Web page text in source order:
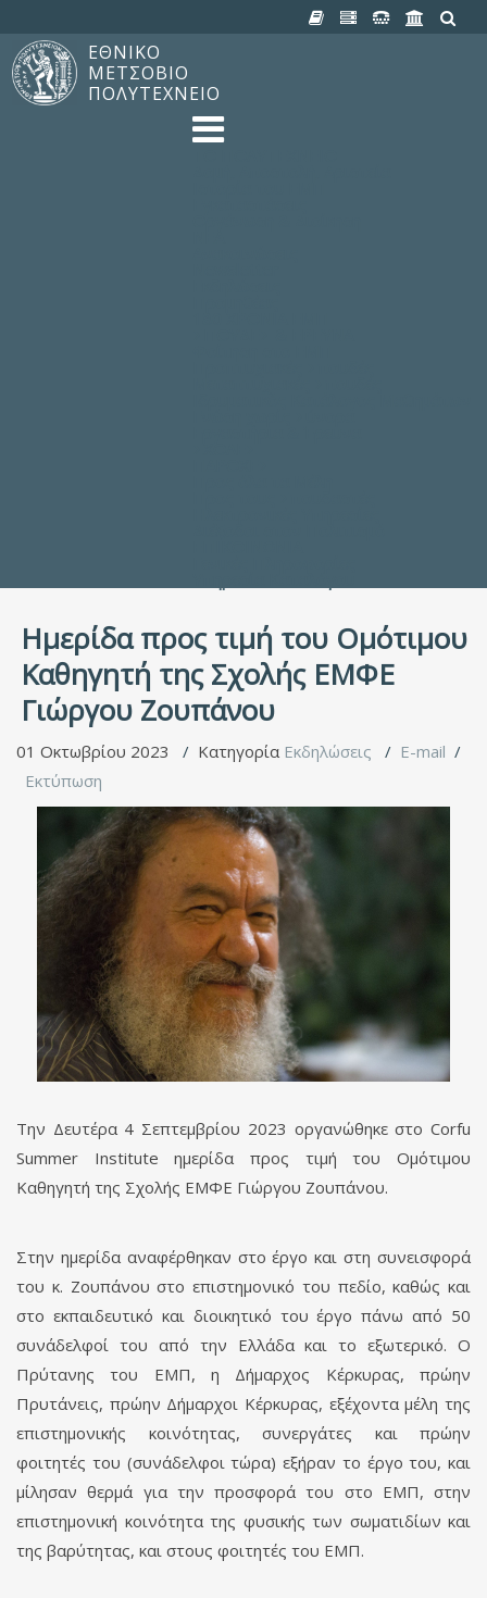
ΕΘΝΙΚΟ
ΜΕΤΣΟΒΙΟ
ΠΟΛΥΤΕΧΝΕΙΟ
Hμερίδα προς τιμή του Ομότιμου
Καθηγητή της Σχολής ΕΜΦΕ
Γιώργου Ζουπάνου
01 Οκτωβρίου 2023 Κατηγορία Εκδηλώσεις
E-mail
Εκτύπωση
Την Δευτέρα 4 Σεπτεμβρίου 2023 οργανώθηκε στο Corfu
Summer Institute ημερίδα προς τιμή του Ομότιμου
Καθηγητή της Σχολής ΕΜΦΕ Γιώργου Ζουπάνου.
Στην ημερίδα αναφέρθηκαν στο έργο και στη συνεισφορά
του κ. Ζουπάνου στο επιστημονικό του πεδίο, καθώς και
στο εκπαιδευτικό και διοικητικό του έργο πάνω από 50
συνάδελφοί του από την Ελλάδα και το εξωτερικό. Ο
Πρύτανης του ΕΜΠ, η Δήμαρχος Κέρκυρας, πρώην
Πρυτάνεις, πρώην Δήμαρχοι Κέρκυρας, εξέχοντα μέλη της
επιστημονικής κοινότητας, συνεργάτες και πρώην
φοιτητές του (συνάδελφοι τώρα) εξήραν το έργο του, και
μίλησαν θερμά για την προσφορά του στο ΕΜΠ, στην
επιστημονική κοινότητα της φυσικής των σωματιδίων και
της βαρύτητας, και στους φοιτητές του ΕΜΠ.